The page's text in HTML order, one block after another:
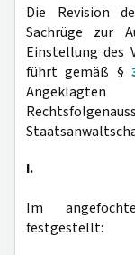
Die Revision
Sachrüge zur
Einstellung des
führt gemäß §
I.
Im
festgestellt: